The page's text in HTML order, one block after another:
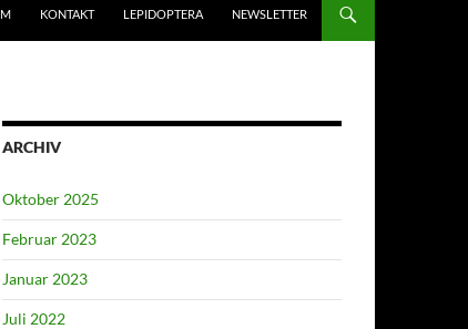
KONTAKT LEPIDOPTERA NEWSLETTER
ARCHIV
Oktober 2025
Februar 2023
Januar 2023
Juli 2022